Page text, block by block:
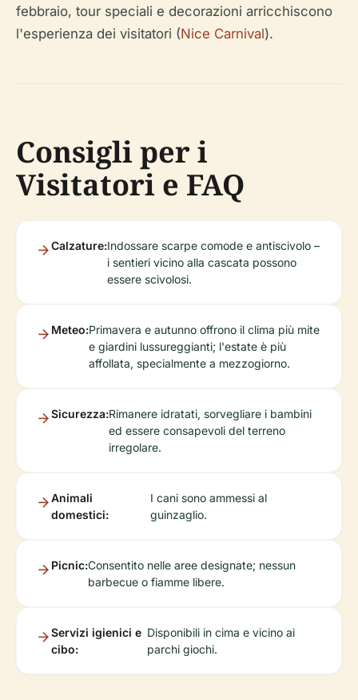
febbraio, tour speciali e decorazioni arricchiscono
l'esperienza dei visitatori (Nice Carnival).
Consigli per i
Visitatori e FAQ
Calzature:Indossare scarpe comode e antiscivolo –
i sentieri vicino alla cascata possono
essere scivolosi.
Meteo:Primavera e autunno offrono il clima più mite
e giardini lussureggianti; l'estate è più
affollata, specialmente a mezzogiorno.
Sicurezza:Rimanere idratati, sorvegliare i bambini
ed essere consapevoli del terreno
irregolare.
Animali
domestici:
I cani sono ammessi al
guinzaglio.
Picnic:Consentito nelle aree designate; nessun
barbecue o fiamme libere.
Servizi igienici e
cibo:
Disponibili in cima e vicino ai
parchi giochi.